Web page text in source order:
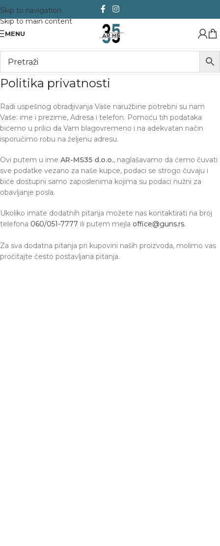
Skip to navigation
Skip to main content
MENU
Politika privatnosti
Radi uspešnog obradjivanja Vaše naružbine potrebni su nam
Vaše: ime i prezime, Adresa i telefon. Pomoću tih podataka
bićemo u prilici da Vam blagovremeno i na adekvatan način
isporučimo robu na željenu adresu.
Ovi putem u ime AR-MS35 d.o.o., naglašavamo da ćemo čuvati
sve podatke vezano za naše kupce, podaci se strogo čuvaju i
biće dostupni samo zaposlenima kojima su podaci nužni za
obavljanje posla.
Ukoliko imate dodatnih pitanja možete nas kontaktirati na broj
telefona 060/051-7777 ili putem mejla office@guns.rs.
Za sva dodatna pitanja pri kupovini naših proizvoda, molimo vas
pročitajte često postavljana pitanja.